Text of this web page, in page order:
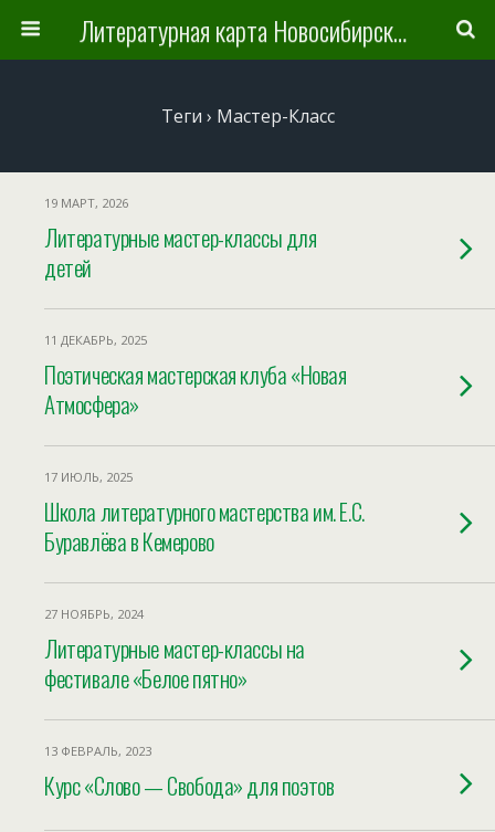
Литературная карта Новосибирска и Новосибирской области
Теги › Мастер-Класс
19 МАРТ, 2026
Литературные мастер-классы для
детей
11 ДЕКАБРЬ, 2025
Поэтическая мастерская клуба «Новая
Атмосфера»
17 ИЮЛЬ, 2025
Школа литературного мастерства им. Е.С.
Буравлёва в Кемерово
27 НОЯБРЬ, 2024
Литературные мастер-классы на
фестивале «Белое пятно»
13 ФЕВРАЛЬ, 2023
Курс «Слово — Свобода» для поэтов